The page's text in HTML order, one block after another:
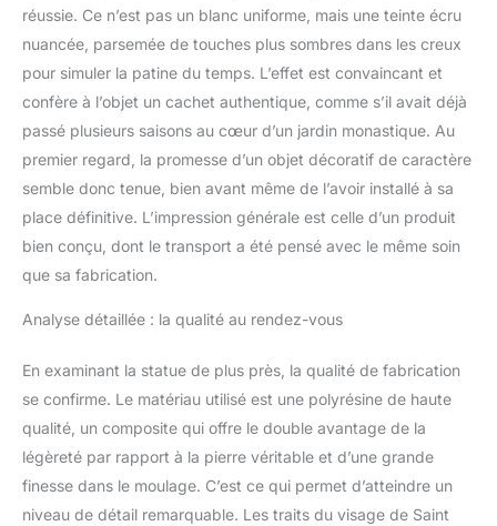
sainte statue mesure 37
x 28 x 94 cm 12,75 kg.
réussie. Ce n’est pas un blanc uniforme, mais une teinte écru
nuancée, parsemée de touches plus sombres dans les creux
pour simuler la patine du temps. L’effet est convaincant et
confère à l’objet un cachet authentique, comme s’il avait déjà
passé plusieurs saisons au cœur d’un jardin monastique. Au
premier regard, la promesse d’un objet décoratif de caractère
semble donc tenue, bien avant même de l’avoir installé à sa
place définitive. L’impression générale est celle d’un produit
bien conçu, dont le transport a été pensé avec le même soin
que sa fabrication.
Analyse détaillée : la qualité au rendez-vous
En examinant la statue de plus près, la qualité de fabrication
se confirme. Le matériau utilisé est une polyrésine de haute
qualité, un composite qui offre le double avantage de la
légèreté par rapport à la pierre véritable et d’une grande
finesse dans le moulage. C’est ce qui permet d’atteindre un
niveau de détail remarquable. Les traits du visage de Saint